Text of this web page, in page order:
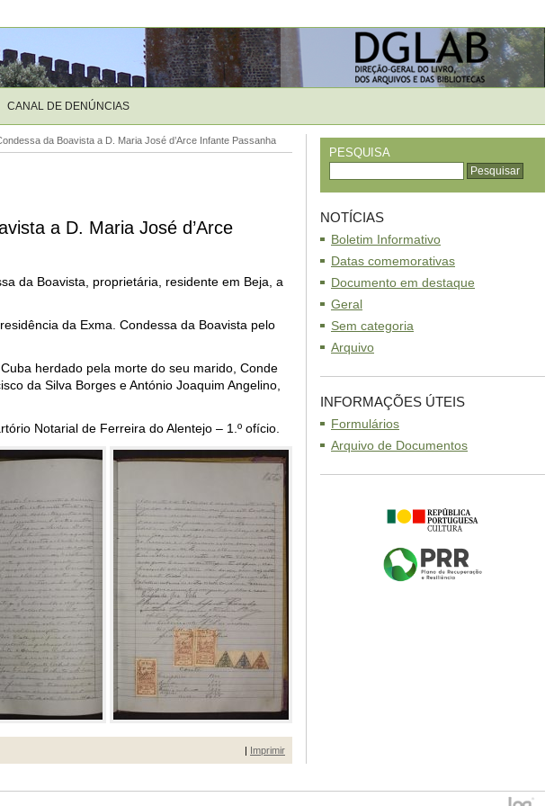
CANAL DE DENÚNCIAS
da Boavista a D. Maria José d’Arce Infante Passanha
a D. Maria José d’Arce
da Boavista, proprietária, residente em Beja, a
da Exma. Condessa da Boavista pelo
herdado pela morte do seu marido, Conde
da Silva Borges e António Joaquim Angelino,
Notarial de Ferreira do Alentejo – 1.º ofício.
| Imprimir
PESQUISA
NOTÍCIAS
Boletim Informativo
Datas comemorativas
Documento em destaque
Geral
Sem categoria
Arquivo
INFORMAÇÕES ÚTEIS
Formulários
Arquivo de Documentos